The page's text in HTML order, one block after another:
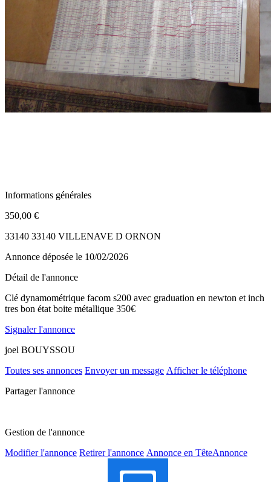
Informations générales
350,00 €
33140 33140 VILLENAVE D ORNON
Annonce déposée le 10/02/2026
Détail de l'annonce
Clé dynamométrique facom s200 avec graduation en newton et inch
tres bon état boite métallique 350€
Signaler l'annonce
joel BOUYSSOU
Toutes ses annonces Envoyer un message Afficher le téléphone
Partager l'annonce
Gestion de l'annonce
Modifier l'annonce Retirer l'annonce Annonce en TêteAnnonce